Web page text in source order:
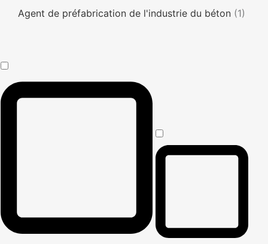
Agent de préfabrication de l'industrie du béton (1)